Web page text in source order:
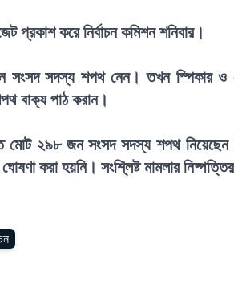
প্রকাশ করে নির্বাচন কমিশন শনিবার।
সদস্য শপথ নেন। তখন স্পিকার ও
বাক্য পাঠ করান।
মোট ২৯৮ জন সংসদ সদস্য শপথ
করা হয়নি। সংশ্লিষ্ট মামলার